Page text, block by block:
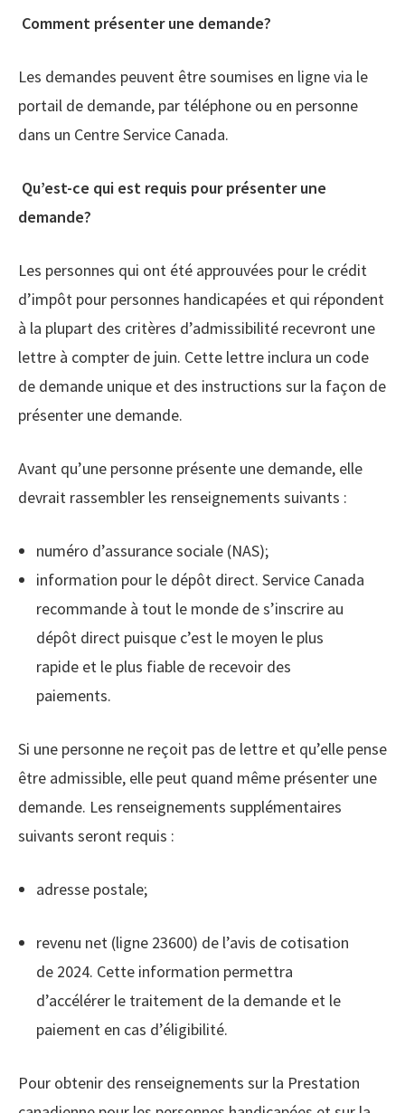
Comment présenter une demande?
Les demandes peuvent être soumises en ligne via le
portail de demande, par téléphone ou en personne
dans un Centre Service Canada.
Qu’est-ce qui est requis pour présenter une
demande?
Les personnes qui ont été approuvées pour le crédit
d’impôt pour personnes handicapées et qui répondent
à la plupart des critères d’admissibilité recevront une
lettre à compter de juin. Cette lettre inclura un code
de demande unique et des instructions sur la façon de
présenter une demande.
Avant qu’une personne présente une demande, elle
devrait rassembler les renseignements suivants :
numéro d’assurance sociale (NAS);
information pour le dépôt direct. Service Canada
recommande à tout le monde de s’inscrire au
dépôt direct puisque c’est le moyen le plus
rapide et le plus fiable de recevoir des
paiements.
Si une personne ne reçoit pas de lettre et qu’elle pense
être admissible, elle peut quand même présenter une
demande. Les renseignements supplémentaires
suivants seront requis :
adresse postale;
revenu net (ligne 23600) de l’avis de cotisation
de 2024. Cette information permettra
d’accélérer le traitement de la demande et le
paiement en cas d’éligibilité.
Pour obtenir des renseignements sur la Prestation